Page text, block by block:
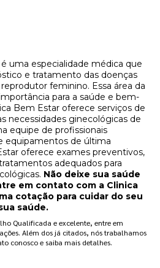
é uma especialidade médica que
e tratamento das doenças
feminino. Essa área da
para a saúde e bem-
Bem Estar oferece serviços de
necessidades ginecológicas de
equipe de profissionais
equipamentos de última
oferece exames preventivos,
adequados para
Não deixe sua saúde
em contato com a Clinica
cotação para cuidar do seu
saúde.
Qualificada e excelente, entre em
Além dos já citados, nós trabalhamos
conosco e saiba mais detalhes.